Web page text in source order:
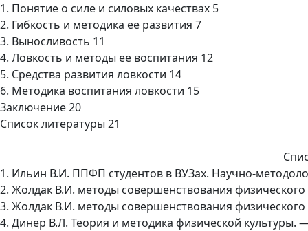
1. Понятие о силе и силовых качествах 5
2. Гибкость и методика ее развития 7
3. Выносливость 11
4. Ловкость и методы ее воспитания 12
5. Средства развития ловкости 14
6. Методика воспитания ловкости 15
Заключение 20
Список литературы 21
1. Ильин В.И. ППФП студентов в ВУЗах. Научно-
2. Жолдак В.И. методы совершенствования
3. Жолдак В.И. методы совершенствования
4. Динер В.Л. Теория и методика физической культуры.